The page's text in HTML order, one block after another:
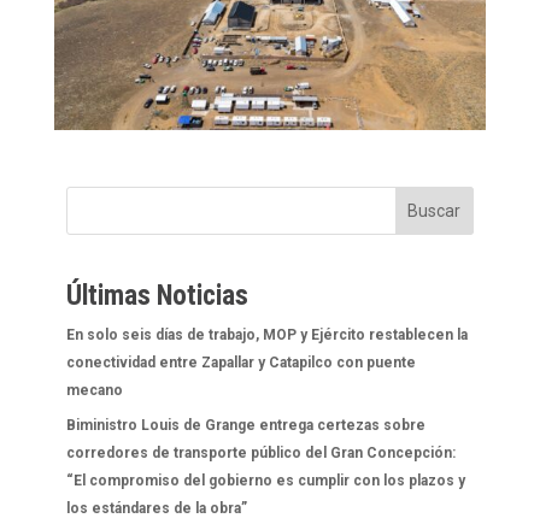
Buscar
Últimas Noticias
En solo seis días de trabajo, MOP y Ejército restablecen la
conectividad entre Zapallar y Catapilco con puente
mecano
Biministro Louis de Grange entrega certezas sobre
corredores de transporte público del Gran Concepción:
“El compromiso del gobierno es cumplir con los plazos y
los estándares de la obra”